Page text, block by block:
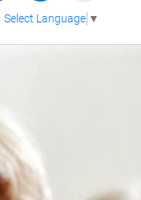
Select Language ▼